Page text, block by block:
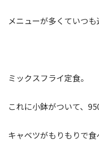
メニューが多くていつも
ミックスフライ定食。
これに小鉢がついて、
キャベツがもりもりで食